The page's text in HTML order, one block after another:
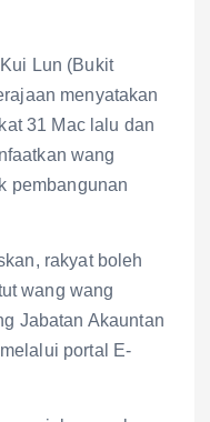
Lun (Bukit
menyatakan
31 Mac lalu dan
wang
pembangunan
rakyat boleh
wang wang
Jabatan Akauntan
portal E-